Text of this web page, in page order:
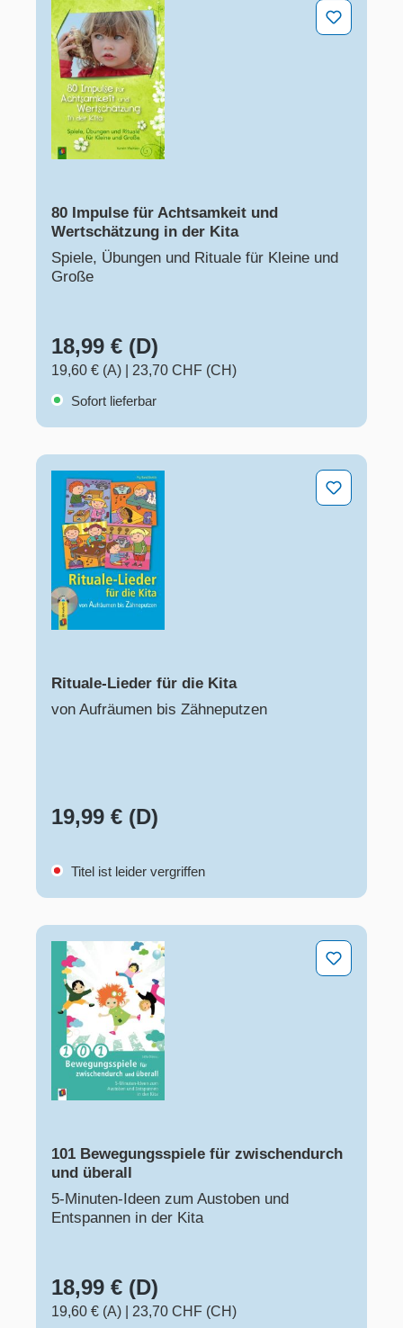
80 Impulse für Achtsamkeit und Wertschätzung in der
80 Impulse für Achtsamkeit und
Wertschätzung in der Kita
Spiele, Übungen und Rituale für Kleine und
Große
18,99 € (D)
19,60 € (A)
23,70 CHF (CH)
Sofort lieferbar
Rituale-Lieder für die Kita
Rituale-Lieder für die Kita
von Aufräumen bis Zähneputzen
19,99 € (D)
Titel ist leider vergriffen
101 Bewegungsspiele für zwischendurch und überall
101 Bewegungsspiele für zwischendurch
und überall
5-Minuten-Ideen zum Austoben und
Entspannen in der Kita
18,99 € (D)
19,60 € (A) 23,70 CHF (CH)